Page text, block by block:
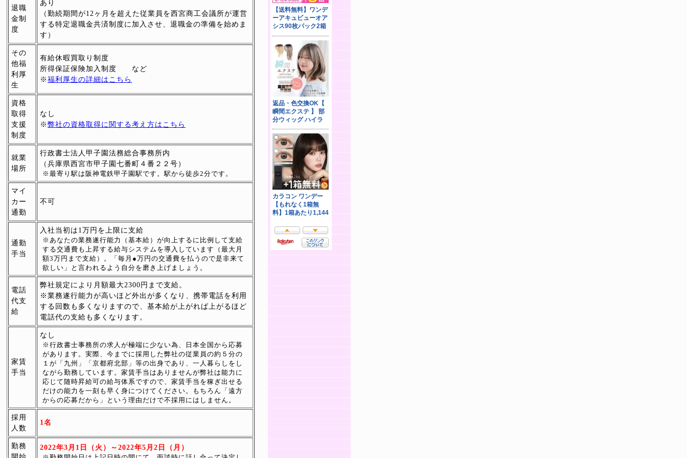
退職
金制
度
あり
（勤続期間が12ヶ月を超えた従業員を西宮商工会議所が運営
する特定退職金共済制度に加入させ、退職金の準備を始めま
す）
その
他福
利厚
生
有給休暇買取り制度
所得保証保険加入制度 など
※ 福利厚生の詳細はこちら
資格
取得
支援
制度
なし
※ 弊社の資格取得に関する考え方はこちら
就業
場所
行政書士法人甲子園法務総合事務所内
（兵庫県西宮市甲子園七番町４番２２号）
※最寄り駅は阪神電鉄甲子園駅です。駅から徒歩2分です。
マイ
カー
通勤
不可
通勤
手当
入社当初は1万円を上限に支給
※あなたの業務遂行能力（基本給）が向上するに比例して支給
する交通費も上昇する給与システムを導入しています（最大月
額3万円まで支給）。「毎月●万円の交通費を払うので是非来て
欲しい」と言われるよう自分を磨き上げましょう。
電話
代支
給
弊社規定により月額最大2300円まで支給。
※業務遂行能力が高いほど外出が多くなり、携帯電話を利用
する回数も多くなりますので、基本給が上がれば上がるほど
電話代の支給も多くなります。
家賃
手当
なし
※行政書士事務所の求人が極端に少ない為、日本全国から応募
があります。実際、今までに採用した弊社の従業員の約５分の
１が「九州」「京都府北部」等の出身であり、一人暮らしをし
ながら勤務しています。家賃手当はありませんが弊社は能力に
応じて随時昇給可の給与体系ですので、家賃手当を稼ぎ出せる
だけの能力を一刻も早く身につけてください。もちろん「遠方
からの応募だから」という理由だけで不採用にはしません。
採用
人数
1名
勤務
2022年3月1日（火）～2022年5月2日（月）